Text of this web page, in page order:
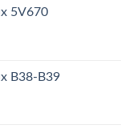
5V670
B38-B39